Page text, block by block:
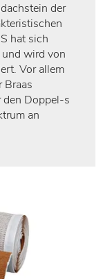
der
hat sich
wird von
Vor allem
Braas
den Doppel-s
an